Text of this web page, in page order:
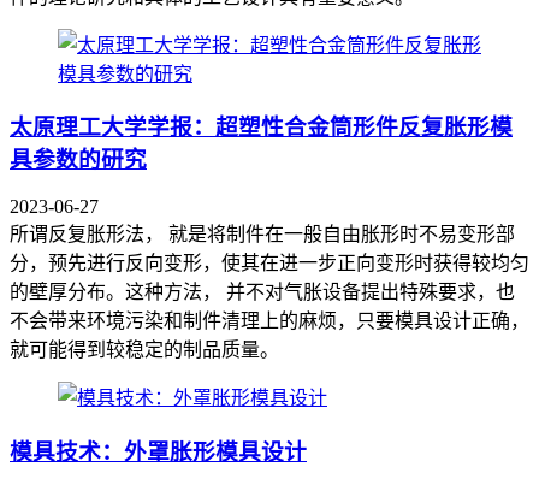
太原理工大学学报：超塑性合金筒形件反复胀形模
具参数的研究
2023-06-27
所谓反复胀形法， 就是将制件在一般自由胀形时不易变形部
分，预先进行反向变形，使其在进一步正向变形时获得较均匀
的壁厚分布。这种方法， 并不对气胀设备提出特殊要求，也
不会带来环境污染和制件清理上的麻烦，只要模具设计正确，
就可能得到较稳定的制品质量。
模具技术：外罩胀形模具设计